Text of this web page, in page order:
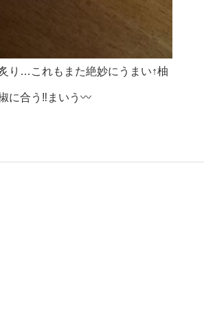
り…これもまた絶妙にうまい↑柚
に合う‼まいう〰